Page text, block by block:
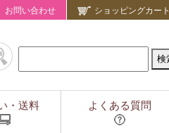
お問い合わせ ショッピングカート
・送料 よくある質問